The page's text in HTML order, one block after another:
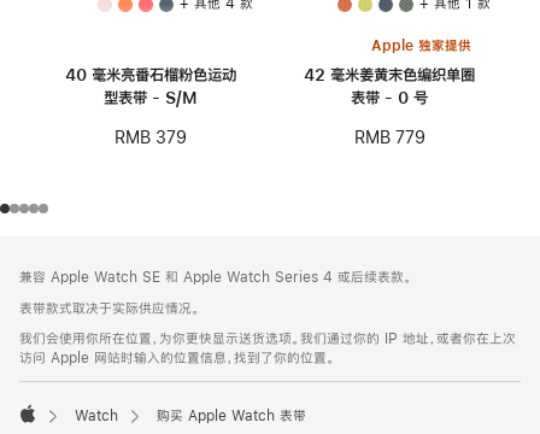
+ 其他 4 款
40 毫米亮番石榴粉色运动
型表带 - S/M
RMB 379
+ 其他 1 款
Apple 独家提供
42 毫米姜黄末色编织单圈
表带 - 0 号
RMB 779
页
页
脚
注
兼容 Apple Watch SE 和 Apple Watch Series 4 或后续表款。
表带款式取决于实际供应情况。
我们会使用你所在位置，为你更快显示送货选项。我们通过你的 IP 地址，或者你在上次
访问 Apple 网站时输入的位置信息，找到了你的位置。
Watch
购买 Apple Watch 表带